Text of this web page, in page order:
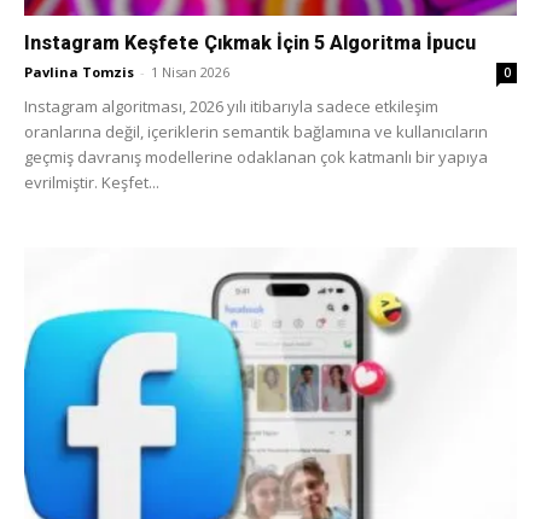
Instagram Keşfete Çıkmak İçin 5 Algoritma İpucu
Pavlina Tomzis - 1 Nisan 2026 0
Instagram algoritması, 2026 yılı itibarıyla sadece etkileşim
oranlarına değil, içeriklerin semantik bağlamına ve kullanıcıların
geçmiş davranış modellerine odaklanan çok katmanlı bir yapıya
evrilmiştir. Keşfet...